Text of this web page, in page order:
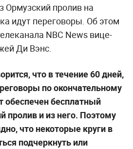
Ормузский пролив на
идут переговоры. Об этом
NBC News вице-
Ди Вэнс.
что в течение 60 дней,
по окончательному
обеспечен бесплатный
пролив и из него. Поэтому
что некоторые круги в
подчеркнуть или